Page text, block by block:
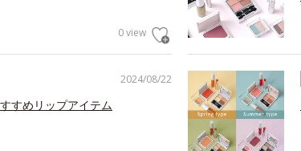
0 view
2024/08/22
すめリップアイテム